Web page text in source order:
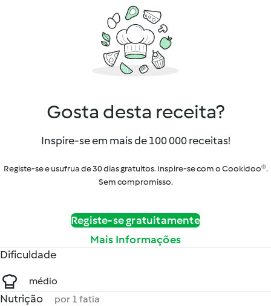
Gosta desta receita?
Inspire-se em mais de 100 000 receitas!
Registe-se e usufrua de 30 dias gratuitos. Inspire-se com o Cookidoo®.
Sem compromisso.
Registe-se gratuitamente
Mais Informações
Dificuldade
médio
Nutrição por 1 fatia